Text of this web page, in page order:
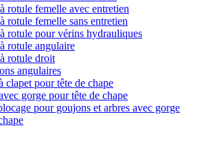
rotule femelle avec entretien
rotule femelle sans entretien
rotule pour vérins hydrauliques
rotule angulaire
rotule droit
angulaires
clapet pour tête de chape
gorge pour tête de chape
pour goujons et arbres avec gorge